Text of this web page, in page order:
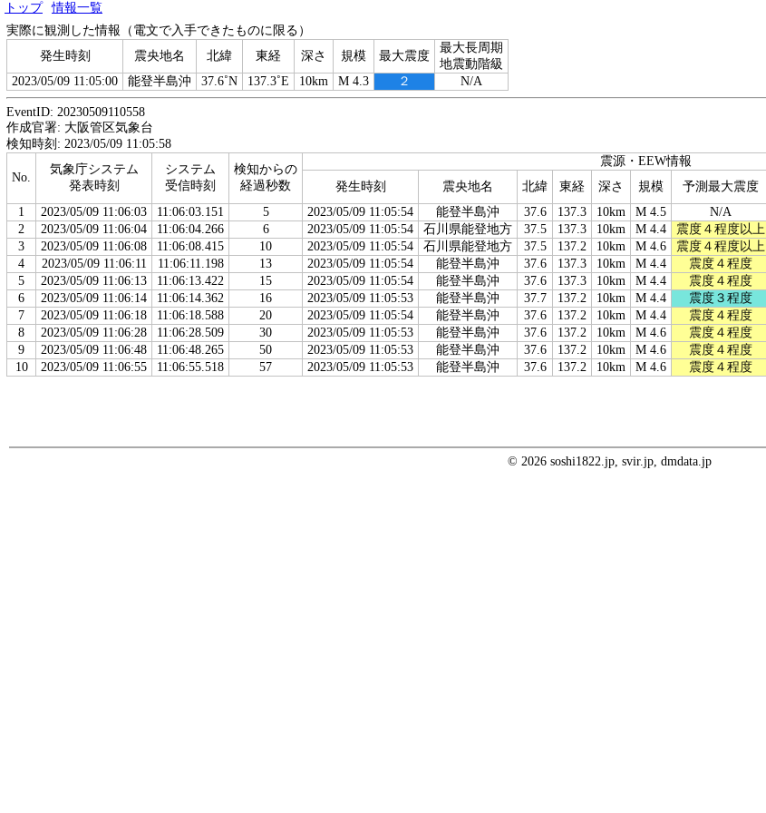
トップ
情報一覧
実際に観測した情報（電文で入手できたものに限る）
発生時刻
震央地名 北緯 東経 深さ 規模 最大震度
最大長周期
地震動階級
2023/05/09 11:05:00
能登半島沖 37.6˚N 137.3˚E 10km M 4.3 ２ N/A
EventID: 20230509110558
作成官署: 大阪管区気象台
検知時刻: 2023/05/09 11:05:58
No.
気象庁システム
発表時刻
システム
受信時刻
検知からの
経過秒数
震源・EEW情報
発生時刻
震央地名 北緯 東経 深さ 規模 予測最大震度
1
2023/05/09 11:06:03 11:06:03.151 5 2023/05/09 11:05:54 能登半島沖 37.6 137.3 10km M 4.5 N/A
2
2023/05/09 11:06:04 11:06:04.266 6 2023/05/09 11:05:54 石川県能登地方 37.5 137.3 10km M 4.4 震度４程度以上
3
2023/05/09 11:06:08 11:06:08.415 10 2023/05/09 11:05:54 石川県能登地方 37.5 137.2 10km M 4.6 震度４程度以上
4
2023/05/09 11:06:11 11:06:11.198 13 2023/05/09 11:05:54 能登半島沖 37.6 137.3 10km M 4.4 震度４程度
5
2023/05/09 11:06:13 11:06:13.422 15 2023/05/09 11:05:54 能登半島沖 37.6 137.3 10km M 4.4 震度４程度
6
2023/05/09 11:06:14 11:06:14.362 16 2023/05/09 11:05:53 能登半島沖 37.7 137.2 10km M 4.4 震度３程度
7
2023/05/09 11:06:18 11:06:18.588 20 2023/05/09 11:05:54 能登半島沖 37.6 137.2 10km M 4.4 震度４程度
8
2023/05/09 11:06:28 11:06:28.509 30 2023/05/09 11:05:53 能登半島沖 37.6 137.2 10km M 4.6 震度４程度
9
2023/05/09 11:06:48 11:06:48.265 50 2023/05/09 11:05:53 能登半島沖 37.6 137.2 10km M 4.6 震度４程度
10
2023/05/09 11:06:55 11:06:55.518 57 2023/05/09 11:05:53 能登半島沖 37.6 137.2 10km M 4.6 震度４程度
© 2026 soshi1822.jp, svir.jp, dmdata.jp